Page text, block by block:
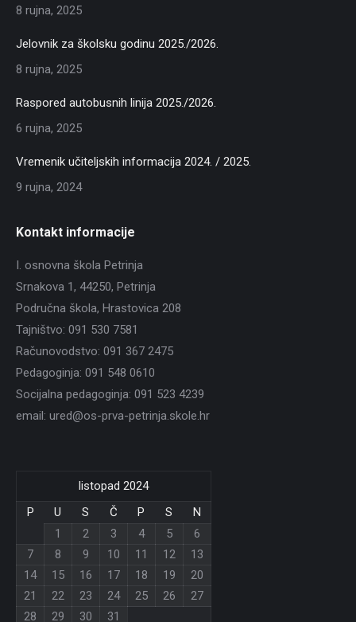
8 rujna, 2025
Jelovnik za školsku godinu 2025./2026.
8 rujna, 2025
Raspored autobusnih linija 2025./2026.
6 rujna, 2025
Vremenik učiteljskih informacija 2024. / 2025.
9 rujna, 2024
Kontakt informacije
I. osnovna škola Petrinja
Srnakova 1, 44250, Petrinja
Područna škola, Hrastovica 208
Tajništvo: 091 530 7581
Računovodstvo: 091 367 2475
Pedagoginja: 091 548 0610
Socijalna pedagoginja: 091 523 4239
email: ured@os-prva-petrinja.skole.hr
listopad 2024
P
U S Č P S
N
1
2 3 4 5
6
7
8 9 10 11 12
13
14
15 16 17 18 19
20
21
22 23 24 25 26
27
28
29 30 31